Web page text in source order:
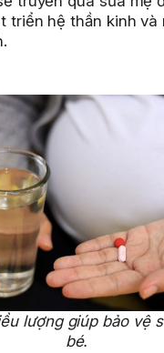
triển hệ thần kinh và
lượng giúp bảo vệ
bé.